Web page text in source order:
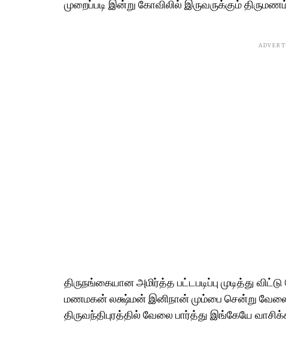
முறைப்படி இன்று கோவிலில் இருவருக்கும்
திருநங்கையான அமிர்த்த பட்டபடிப்பு முடித்து
மணமகன் லக்ஷ்மன் இனிநான் மும்பை சென்று
திருவந்திபுரத்தில் வேலை பார்த்து இங்கேயே